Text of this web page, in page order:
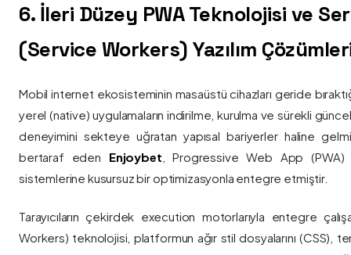
6. İleri Düzey PWA Teknolojisi ve
(Service Workers) Yazılım
Mobil internet ekosisteminin masaüstü cihazları geride
yerel (native) uygulamaların indirilme, kurulma ve sürekli
deneyimini sekteye uğratan yapısal bariyerler haline
bertaraf eden Enjoybet , Progressive Web App (PWA)
sistemlerine kusursuz bir optimizasyonla entegre etmiştir.
Tarayıcıların çekirdek execution motorlarıyla entegre
Workers) teknolojisi, platformun ağır stil dosyalarını (CSS),